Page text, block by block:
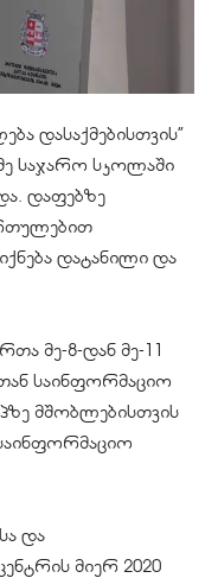
დასაქმებისთვის”
საჯარო სკოლაში
დაფებზე
დატანილი და
მე-8-დან მე-11
საინფორმაციო
მშობლებისთვის
და
მიერ 2020